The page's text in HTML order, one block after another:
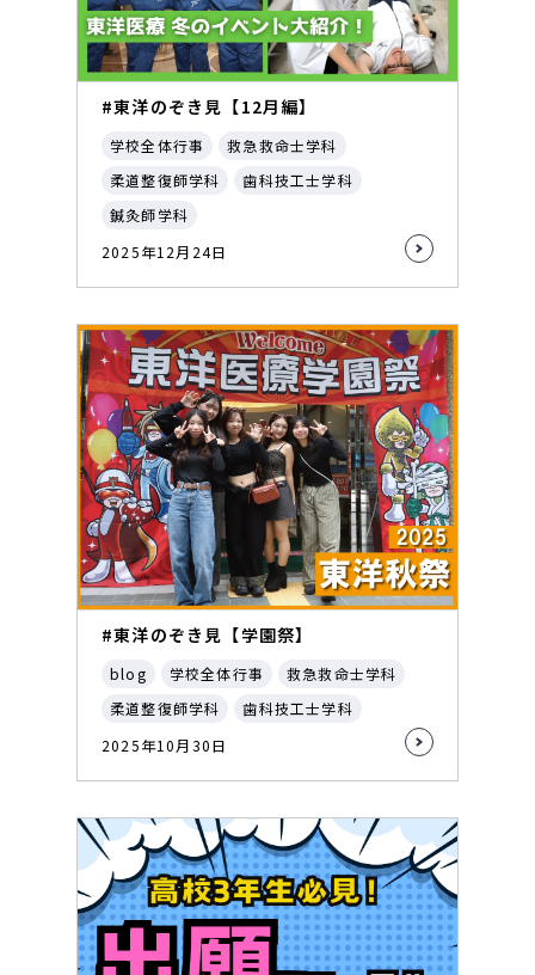
#東洋のぞき見【12月編】
学校全体行事
救急救命士学科
柔道整復師学科
歯科技工士学科
鍼灸師学科
2025年12月24日
#東洋のぞき見【学園祭】
blog 学校全体行事
救急救命士学科
柔道整復師学科
歯科技工士学科
2025年10月30日